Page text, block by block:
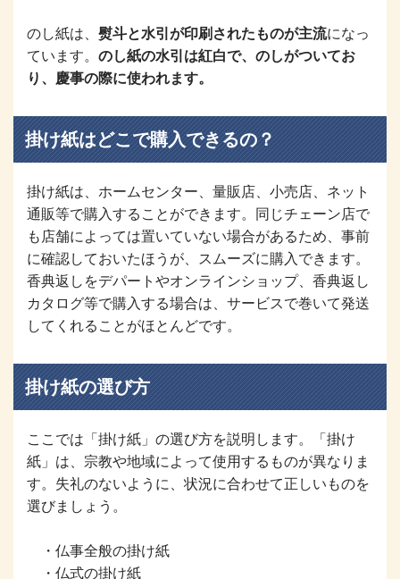
のし紙は、 熨斗と水引が印刷されたものが主流になっ
ています。 のし紙の水引は紅白で、のしがついてお
り、慶事の際に使われます。
掛け紙はどこで購入できるの？
掛け紙は、ホームセンター、量販店、小売店、ネット
通販等で購入することができます。同じチェーン店で
も店舗によっては置いていない場合があるため、事前
に確認しておいたほうが、スムーズに購入できます。
香典返しをデパートやオンラインショップ、香典返し
カタログ等で購入する場合は、サービスで巻いて発送
してくれることがほとんどです。
掛け紙の選び方
ここでは「掛け紙」の選び方を説明します。「掛け
紙」は、宗教や地域によって使用するものが異なりま
す。失礼のないように、状況に合わせて正しいものを
選びましょう。
・仏事全般の掛け紙
・仏式の掛け紙